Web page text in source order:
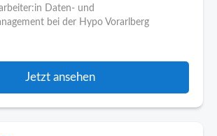
Daten- und
bei der Hypo Vorarlberg
Jetzt ansehen